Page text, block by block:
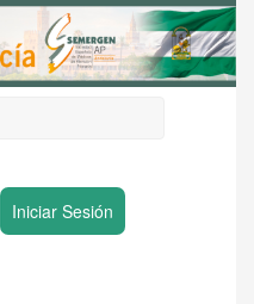
Iniciar Sesión